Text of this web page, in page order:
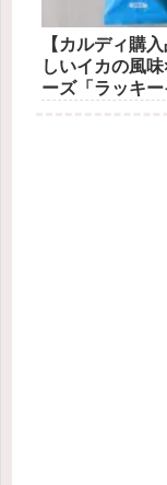
【カルディ購
しいイカの風
ーズ「ラッキ